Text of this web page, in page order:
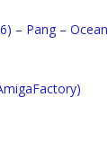
– Pang – Ocean